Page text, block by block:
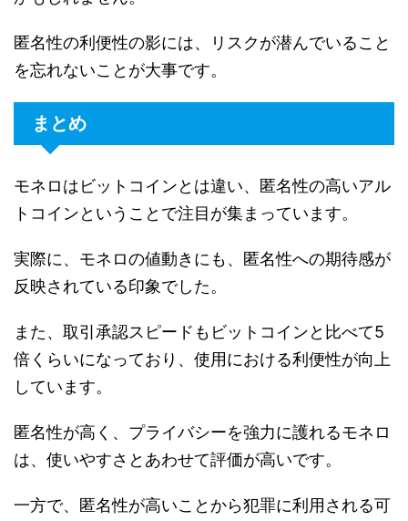
匿名性の利便性の影には、リスクが潜んでいること
を忘れないことが大事です。
まとめ
モネロはビットコインとは違い、匿名性の高いアル
トコインということで注目が集まっています。
実際に、モネロの値動きにも、匿名性への期待感が
反映されている印象でした。
また、取引承認スピードもビットコインと比べて5
倍くらいになっており、使用における利便性が向上
しています。
匿名性が高く、プライバシーを強力に護れるモネロ
は、使いやすさとあわせて評価が高いです。
一方で、匿名性が高いことから犯罪に利用される可